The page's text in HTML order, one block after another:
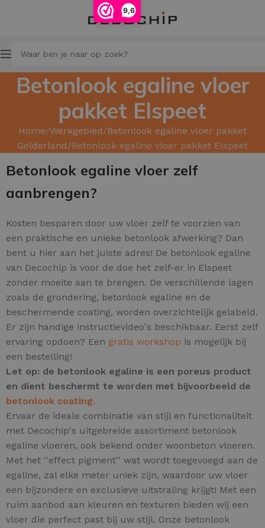
9,6
Betonlook egaline vloer
pakket Elspeet
Home Werkgebied Betonlook egaline vloer pakket
Gelderland Betonlook egaline vloer pakket Elspeet
Betonlook egaline vloer zelf
aanbrengen?
Kosten besparen door uw vloer zelf te voorzien van
een praktische en unieke betonlook afwerking? Dan
bent u hier aan het juiste adres! De betonlook egaline
van Decochip is voor de doe het zelf-er in Elspeet
zonder moeite aan te brengen. De verschillende lagen
zoals de grondering, betonlook egaline en de
beschermende coating, worden overzichtelijk gelabeld.
Er zijn handige instructievideo's beschikbaar. Eerst zelf
ervaring opdoen? Een gratis workshop is mogelijk bij
een bestelling!
Let op: de betonlook egaline is een poreus product
en dient beschermt te worden met bijvoorbeeld de
betonlook coating.
Ervaar de ideale combinatie van stijl en functionaliteit
met Decochip's uitgebreide assortiment betonlook
egaline vloeren, ook bekend onder woonbeton vloeren.
Met het ''effect pigment'' wat wordt toegevoegd aan de
egaline, zal elke meter uniek zijn, waardoor uw vloer
een bijzondere en exclusieve uitstraling krijgt! Met een
ruim aanbod aan kleuren en texturen bieden wij een
vloer die perfect past bij uw stijl. Onze betonlook